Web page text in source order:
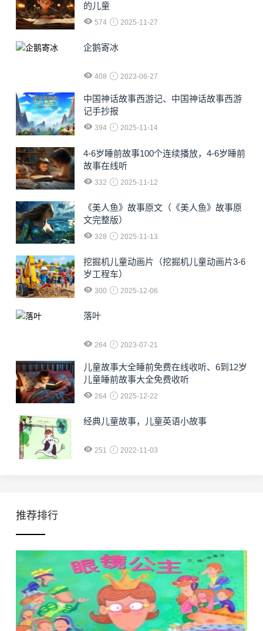
的儿童
574 2025-11-27
企鹅寄冰
408 2023-06-27
中国神话故事西游记、中国神话故事西游
记手抄报
394 2025-11-14
4-6岁睡前故事100个连续播放，4-6岁睡前
故事在线听
332 2025-11-12
《美人鱼》故事原文（《美人鱼》故事原
文完整版）
328 2025-11-13
挖掘机儿童动画片（挖掘机儿童动画片3-6
岁工程车）
300 2025-12-06
落叶
264 2023-07-21
儿童故事大全睡前免费在线收听、6到12岁
儿童睡前故事大全免费收听
264 2025-12-22
经典儿童故事，儿童英语小故事
251 2022-11-03
推荐排行